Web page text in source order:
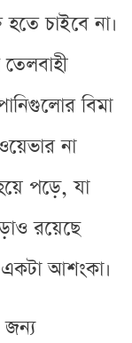
চাইবে না।
বিমা
না
পড়ে, যা
রয়েছে
একটা আশংকা।
জন্য